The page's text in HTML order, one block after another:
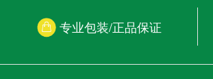
专业包装/正品保证